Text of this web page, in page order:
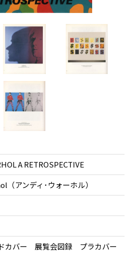
A RETROSPECTIVE
（アンディ･ウォーホル）
カバー 展覧会図録 プラカバー